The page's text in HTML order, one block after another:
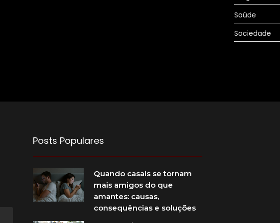
Saúde
Sociedade
Posts Populares
Quando casais se tornam
mais amigos do que
amantes: causas,
consequências e soluções